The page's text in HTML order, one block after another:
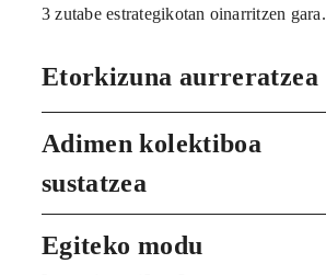
3 zutabe estrategikotan oinarritzen gara.
Etorkizuna aurreratzea
Adimen kolektiboa
sustatzea
Egiteko modu